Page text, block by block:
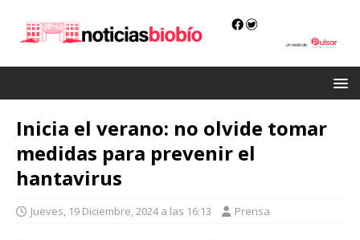
Inicia el verano: no olvide tomar
medidas para prevenir el
hantavirus
Jueves, 19 Diciembre, 2024 a las 16:13 Prensa